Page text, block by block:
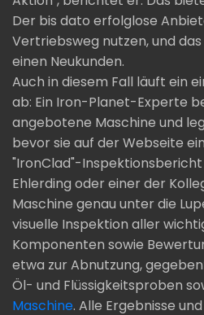
Der bis dato erfolglose
Vertriebsweg nutzen, und
einen Neukunden.
Auch in diesem Fall läuft ein
ab: Ein Iron-Planet-Experte
angebotene Maschine und
bevor sie auf der Webseite
"IronClad"-
Ehlerding oder einer der
Maschine genau unter die
visuelle Inspektion aller
Komponenten sowie
etwa zur Abnutzung,
Öl- und Flüssigkeitsproben
Maschine. Alle Ergebnisse